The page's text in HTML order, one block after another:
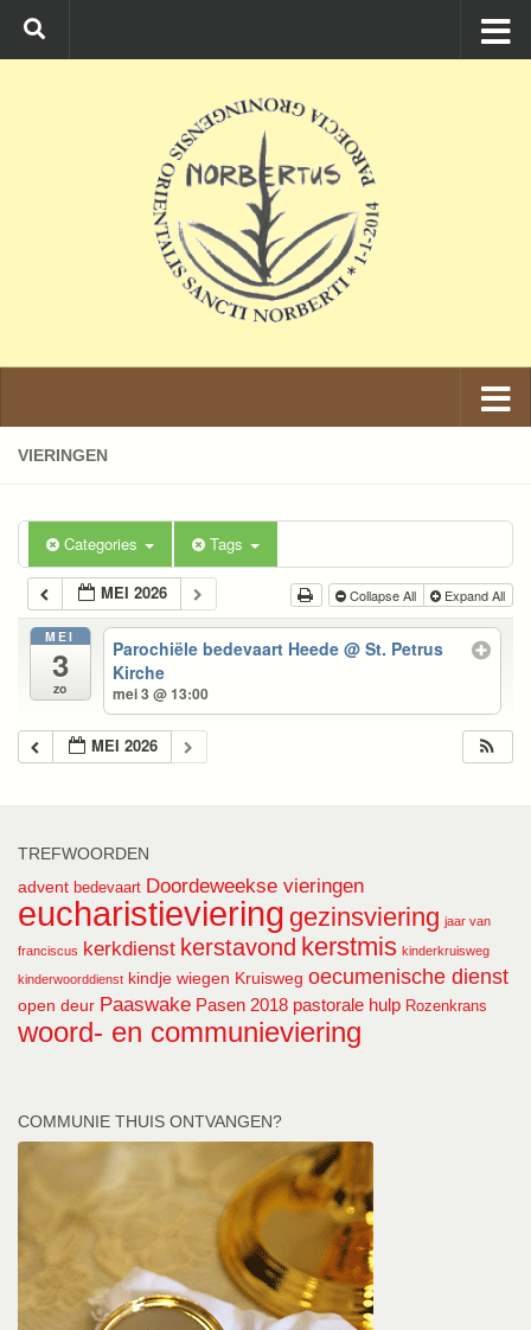
Ga naar de inhoud
VIERINGEN
Categories Tags
MEI 2026 Collapse All Expand All
MEI
3
zo
Parochiële bedevaart Heede@ St. Petrus
Kirche
mei 3 @ 13:00
MEI 2026
TREFWOORDEN
advent bedevaart Doordeweekse vieringen
eucharistieviering gezinsviering jaar van
franciscus kerkdienst kerstavond kerstmis kinderkruisweg
kinderwoorddienst kindje wiegen Kruisweg oecumenische dienst
open deur Paaswake Pasen 2018 pastorale hulp Rozenkrans
woord- en communieviering
COMMUNIE THUIS ONTVANGEN?